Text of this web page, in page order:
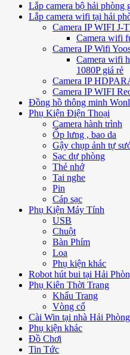
Lắp camera bộ hải phòng
Lắp camera wifi tại hải
Camera IP WIFI J-
Camera wifi
Camera IP Wifi
Camera wifi
1080P giá rẻ
Camera IP
Camera IP WIFI
Đồng hồ thông minh
Phụ Kiện Điện Thoại
Camera hành trình
Ốp lưng , bao da
Gậy chụp ảnh tự
Sạc dự phòng
Thẻ nhớ
Tai nghe
Pin
Cáp sạc
Phụ Kiện Máy Tính
USB
Chuột
Bàn Phím
Loa
Phụ kiện khác
Robot hút bui tại Hải
Phụ Kiên Thời Trang
Khẩu Trang
Vòng cổ
Cài Win tại nhà Hải Phòng
Phụ kiện khác
Đồ Chơi
Tin Tức